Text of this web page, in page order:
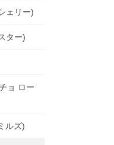
ェリー)
ター)
ョ ロー
ルズ)